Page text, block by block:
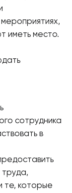
иметь место.
сотрудника
в
труда,
те, которые